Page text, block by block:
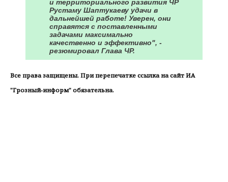
и территориального развития ЧР
Рустаму Шаптукаеву удачи в
дальнейшей работе! Уверен, они
справятся с поставленными
задачами максимально
качественно и эффективно", -
резюмировал Глава ЧР.
Все права защищены. При перепечатке ссылка на сайт ИА
"Грозный-информ" обязательна.